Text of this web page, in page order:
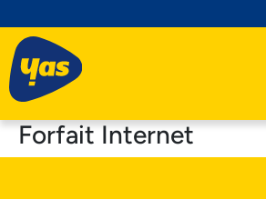
Forfait Internet